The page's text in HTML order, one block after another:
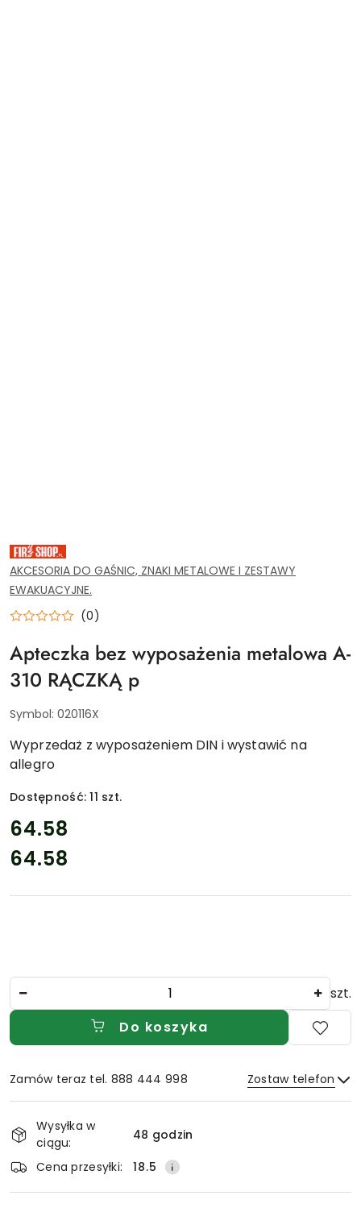
SPRZĘT
PPOŻ,
WYPOSAŻENIE
I
NARZĘDZIA
SERWISU
GAŚNIC.
PRZEMYSŁU
I
INSTYTUCJI.
AKCESORIA
MONAŻOWE
GAŚNIC
ZNAKÓW.
AKCESORIA DO GAŚNIC, ZNAKI METALOWE I ZESTAWY
EWAKUACYJNE.
(0)
Apteczka bez wyposażenia metalowa A-
310 RĄCZKĄ p
Symbol: 020116X
Wyprzedaż z wyposażeniem DIN i wystawić na
allegro
Dostępność:11 szt.
cena:
64.58
Cena:
64.58
szt.
Do koszyka
Zamów teraz tel. 888 444 998 Zostaw telefon
i
dostawa
Wysyłka w
ciągu:
48 godzin
Cena przesyłki:
18.5